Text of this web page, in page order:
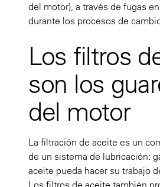
del motor), a través de fugas
durante los procesos de
Los filtros
son los
del motor
La filtración de aceite es un
de un sistema de lubricación:
aceite pueda hacer su trabajo